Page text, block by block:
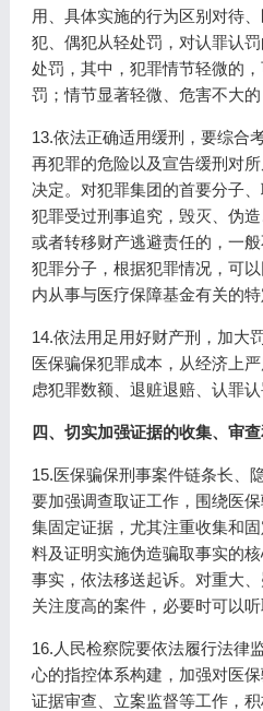
用、具体实施的行为区别对待
犯、偶犯从轻处罚，对认罪认
处罚，其中，犯罪情节轻微的
罚；情节显著轻微、危害不大的
13.依法正确适用缓刑，要综合
再犯罪的危险以及宣告缓刑对
决定。对犯罪集团的首要分子
犯罪受过刑事追究，毁灭、伪
或者转移财产逃避责任的，一
犯罪分子，根据犯罪情况，可
内从事与医疗保障基金有关的特
14.依法用足用好财产刑，加大
医保骗保犯罪成本，从经济上
虑犯罪数额、退赃退赔、认罪
四、切实加强证据的收集、审
15.医保骗保刑事案件链条长、
要加强调查取证工作，围绕医
集固定证据，尤其注重收集和
料及证明实施伪造骗取事实的
事实，依法移送起诉。对重大
关注度高的案件，必要时可以听
16.人民检察院要依法履行法律
心的指控体系构建，加强对医
证据审查、立案监督等工作，